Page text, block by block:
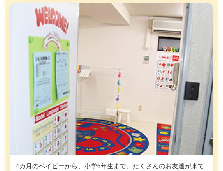
4カ月のベイビーから、小学6年生まで、たくさんのお友達が来て